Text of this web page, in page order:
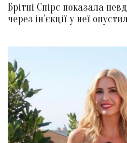
Брітні Спірс показала
через ін'єкції у неї